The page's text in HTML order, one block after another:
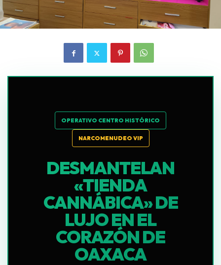
OPERATIVO CENTRO HISTÓRICO
NARCOMENUDEO VIP
DESMANTELAN
«TIENDA
CANNÁBICA» DE
LUJO EN EL
CORAZÓN DE
OAXACA